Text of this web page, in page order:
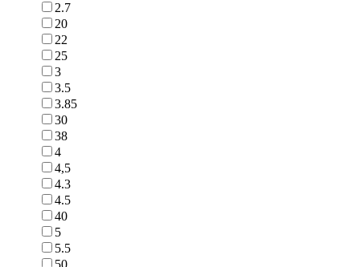
2.7
20
22
25
3
3.5
3.85
30
38
4
4,5
4.3
4.5
40
5
5.5